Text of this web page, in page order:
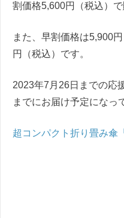
割価格5,600円（税込）で
また、早割価格は5,900円
円（税込）です。
2023年7月26日までの応
までにお届け予定になっ
超コンパクト折り畳み傘